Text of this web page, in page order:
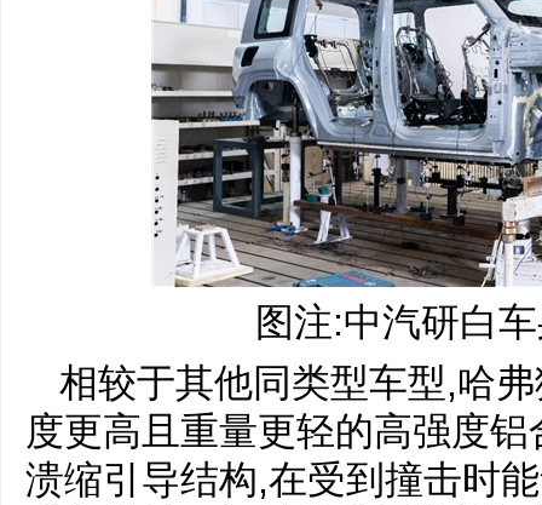
图注:中汽研白
相较于其他同类型车型,哈
度更高且重量更轻的高强度
溃缩引导结构,在受到撞击时